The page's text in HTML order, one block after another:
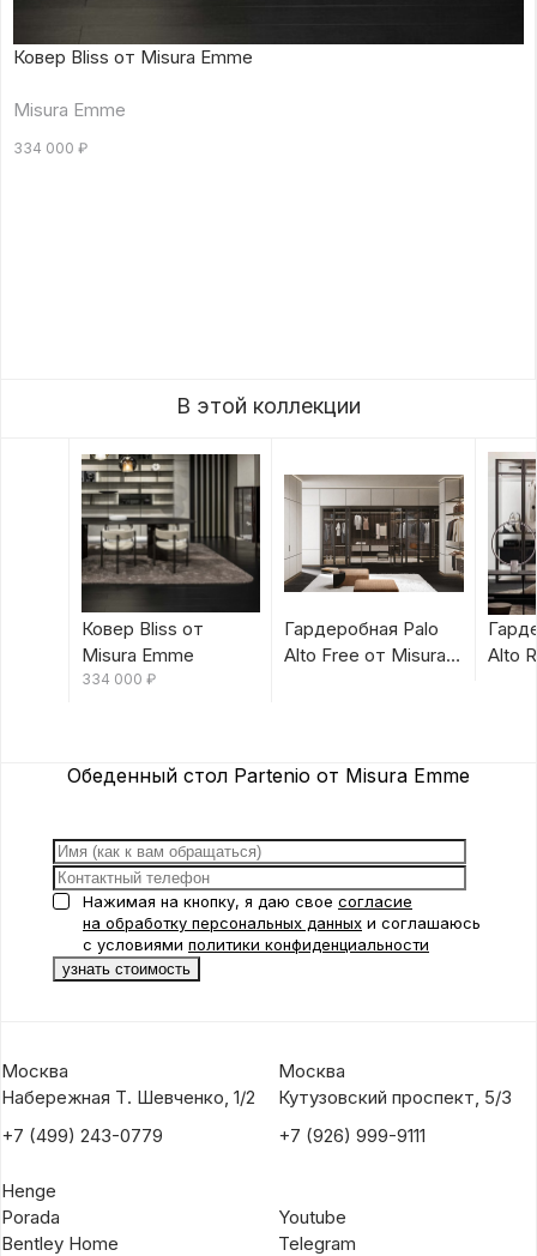
Ковер Bliss от Misura Emme
Misura Emme
334 000 ₽
В этой коллекции
Ковер Bliss от
Misura Emme
334 000 ₽
Гардеробная Palo
Alto Free от Misura
Alto
Обеденный стол Partenio от Misura Emme
Нажимая на кнопку, я даю свое согласие
на обработку персональных данных и соглашаюсь
с условиями политики конфиденциальности
Москва
Набережная Т. Шевченко, 1/2
+7 (499) 243-0779
Москва
Кутузовский проспект, 5/3
+7 (926) 999-9111
Henge
Porada
Bentley Home
Youtube
Telegram